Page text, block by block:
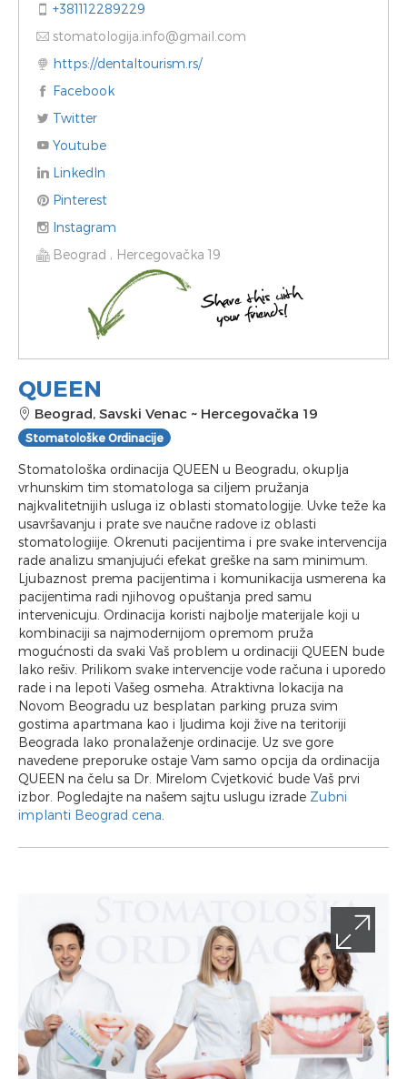
+381112289229
stomatologija.info@gmail.com
https://dentaltourism.rs/
Facebook
Twitter
Youtube
LinkedIn
Pinterest
Instagram
Beograd , Hercegovačka 19
QUEEN
Beograd, Savski Venac ~ Hercegovačka 19
Stomatološke Ordinacije
Stomatološka ordinacija QUEEN u Beogradu, okuplja
vrhunskim tim stomatologa sa ciljem pružanja
najkvalitetnijih usluga iz oblasti stomatologije. Uvke teže ka
usavršavanju i prate sve naučne radove iz oblasti
stomatologiije. Okrenuti pacijentima i pre svake intervencija
rade analizu smanjujući efekat greške na sam minimum.
Ljubaznost prema pacijentima i komunikacija usmerena ka
pacijentima radi njihovog opuštanja pred samu
intervenicuju. Ordinacija koristi najbolje materijale koji u
kombinaciji sa najmodernijom opremom pruža
mogućnosti da svaki Vaš problem u ordinaciji QUEEN bude
lako rešiv. Prilikom svake intervencije vode računa i uporedo
rade i na lepoti Vašeg osmeha. Atraktivna lokacija na
Novom Beogradu uz besplatan parking pruza svim
gostima apartmana kao i ljudima koji žive na teritoriji
Beograda lako pronalaženje ordinacije. Uz sve gore
navedene preporuke ostaje Vam samo opcija da ordinacija
QUEEN na čelu sa Dr. Mirelom Cvjetković bude Vaš prvi
izbor. Pogledajte na našem sajtu uslugu izrade Zubni
implanti Beograd cena